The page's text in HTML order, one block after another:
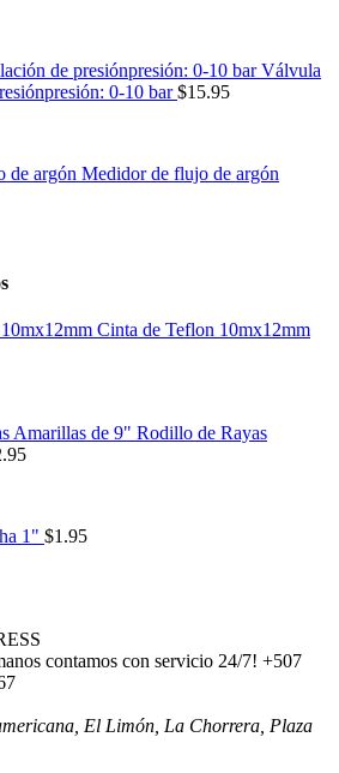
Válvula
0-10 bar $15.95
Medidor de flujo de argón
Cinta de Teflon 10mx12mm
Rodillo de Rayas
1" $1.95
contamos con servicio 24/7! +507
El Limón, La Chorrera, Plaza